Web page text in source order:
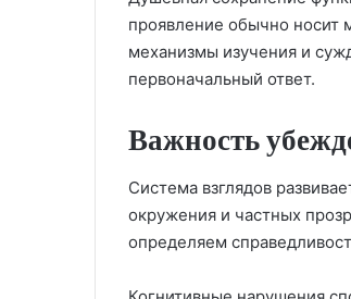
проявление обычно носит
механизмы изучения и
первоначальный ответ.
Важность
Система взглядов
окружения и частных
определяем